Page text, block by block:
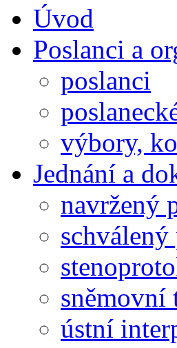
Úvod
Poslanci a
poslanci
výbory,
Jednání a
navržený
schválený
sněmovní
ústní